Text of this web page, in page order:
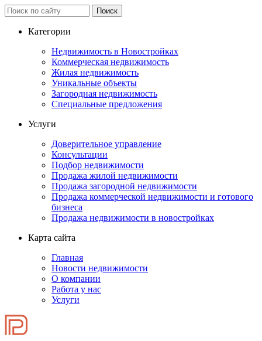
Категории
Недвижимость в Новостройках
Коммерческая недвижимость
Жилая недвижимость
Уникальные объекты
Загородная недвижимость
Специальные предложения
Услуги
Доверительное управление
Консультации
Подбор недвижимости
Продажа жилой недвижимости
Продажа загородной недвижимости
Продажа коммерческой недвижимости и готового
бизнеса
Продажа недвижимости в новостройках
Карта сайта
Главная
Новости недвижимости
О компании
Работа у нас
Услуги